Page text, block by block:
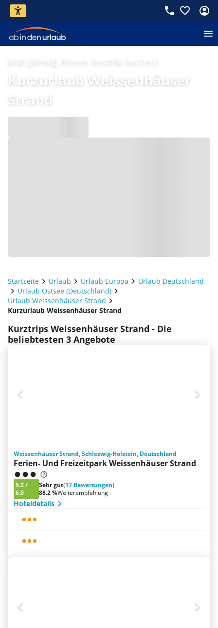
Jetzt günstig deinen Kurztrip buchen!
Kurzurlaub Weissenhäuser
Strand
Startseite Urlaub Urlaub Europa
Urlaub Deutschland
Urlaub Ostsee (Deutschland)
Urlaub Weissenhäuser Strand
Kurzurlaub Weissenhäuser Strand
Kurztrips Weissenhäuser Strand - Die
beliebtesten 3 Angebote
Weissenhäuser Strand, Schleswig-Holstein, Deutschland
Ferien- Und Freizeitpark Weissenhäuser Strand
5.2/
6.0
Sehr gut(17 Bewertungen)
88.2 %Weiterempfehlung
Hoteldetails